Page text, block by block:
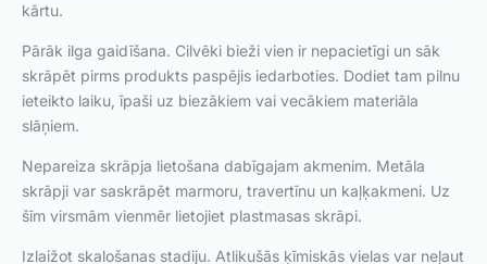
kārtu.
Pārāk ilga gaidīšana. Cilvēki bieži vien ir nepacietīgi un sāk
skrāpēt pirms produkts paspējis iedarboties. Dodiet tam pilnu
ieteikto laiku, īpaši uz biezākiem vai vecākiem materiāla
slāņiem.
Nepareiza skrāpja lietošana dabīgajam akmenim. Metāla
skrāpji var saskrāpēt marmoru, travertīnu un kaļķakmeni. Uz
šīm virsmām vienmēr lietojiet plastmasas skrāpi.
Izlaižot skalošanas stadiju. Atlikušās ķīmiskās vielas var neļaut